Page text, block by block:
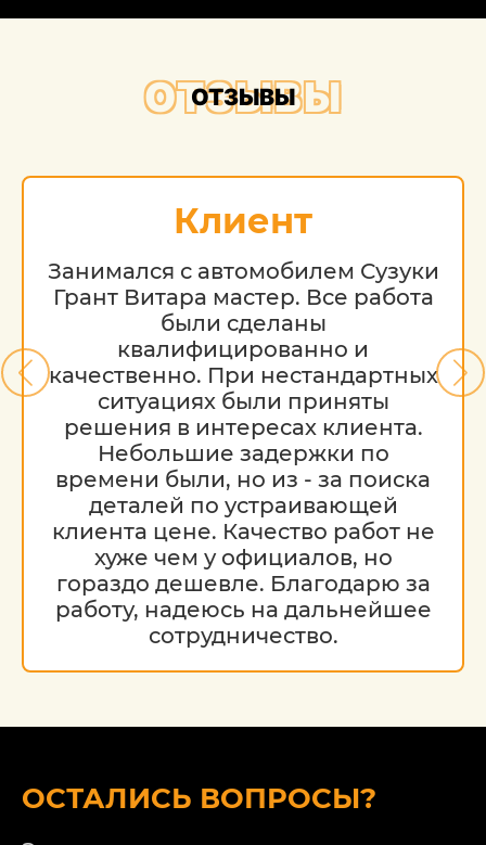
ОТЗЫВЫ
ОТЗЫВЫ
Клиент
Занимался с автомобилем Сузуки
Грант Витара мастер. Все работа
были сделаны
квалифицированно и
качественно. При нестандартных
ситуациях были приняты
решения в интересах клиента.
Небольшие задержки по
времени были, но из - за поиска
деталей по устраивающей
клиента цене. Качество работ не
хуже чем у официалов, но
гораздо дешевле. Благодарю за
работу, надеюсь на дальнейшее
сотрудничество.
ОСТАЛИСЬ ВОПРОСЫ?